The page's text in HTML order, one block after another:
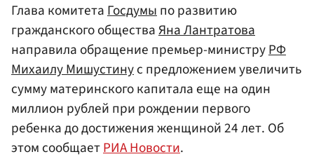
Глава комитетаГосдумыпо развитию
гражданского обществаЯна Лантратова
направила обращение премьер-министруРФ
Михаилу Мишустинус предложением увеличить
сумму материнского капитала еще на один
миллион рублей при рождении первого
ребенка до достижения женщиной 24 лет. Об
этом сообщаетРИА Новости.